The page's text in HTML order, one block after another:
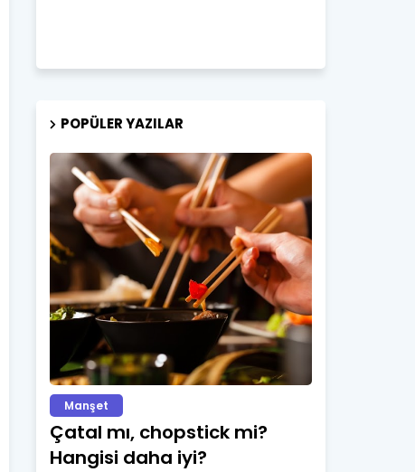
POPÜLER YAZILAR
Manşet
Çatal mı, chopstick mi?
Hangisi daha iyi?